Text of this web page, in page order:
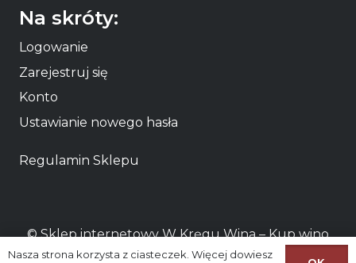
Na skróty:
Logowanie
Zarejestruj się
Konto
Ustawianie nowego hasła
Regulamin Sklepu
© Sklep internetowy W Kręgu Wina – Kupwino
onlinelub odbierz osobiściewino Kielce
Nasza strona korzysta z ciasteczek. Więcej dowiesz